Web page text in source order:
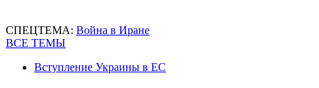
СПЕЦТЕМА: Война в Иране
ВСЕ ТЕМЫ
Вступление Украины в ЕС